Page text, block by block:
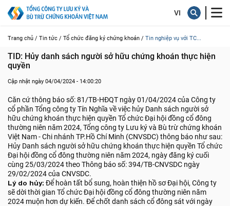
Trang chủ / Tin tức / Tổ chức đăng ký chứng khoán / Tin nghiệp vụ với TC...
TID: Hủy danh sách người sở hữu chứng khoán thực hiện
quyền
Cập nhật ngày 04/04/2024 - 14:00:20
Căn cứ thông báo số: 81/TB-HĐQT ngày 01/04/2024 của Công ty
cổ phần Tổng công ty Tín Nghĩa về việc hủy Danh sách người sở
hữu chứng khoán thực hiện quyền Tổ chức Đại hội đồng cổ đông
thường niên năm 2024, Tổng công ty Lưu ký và Bù trừ chứng khoán
Việt Nam - Chi nhánh TP.Hồ Chí Minh (CNVSDC) thông báo như sau:
Hủy Danh sách người sở hữu chứng khoán thực hiện quyền Tổ chức
Đại hội đồng cổ đông thường niên năm 2024, ngày đăng ký cuối
cùng 25/03/2024 theo Thông báo số: 394/TB-CNVSDC ngày
29/02/2024 của CNVSDC.
Lý do hủy: Để hoàn tất bổ sung, hoàn thiện hồ sơ Đại hội, Công ty
sẽ dời thời gian Tổ chức Đại hội đồng cổ đông thường niên năm
2024 muộn hơn dự kiến. Để chốt danh sách cổ đông sát với ngày